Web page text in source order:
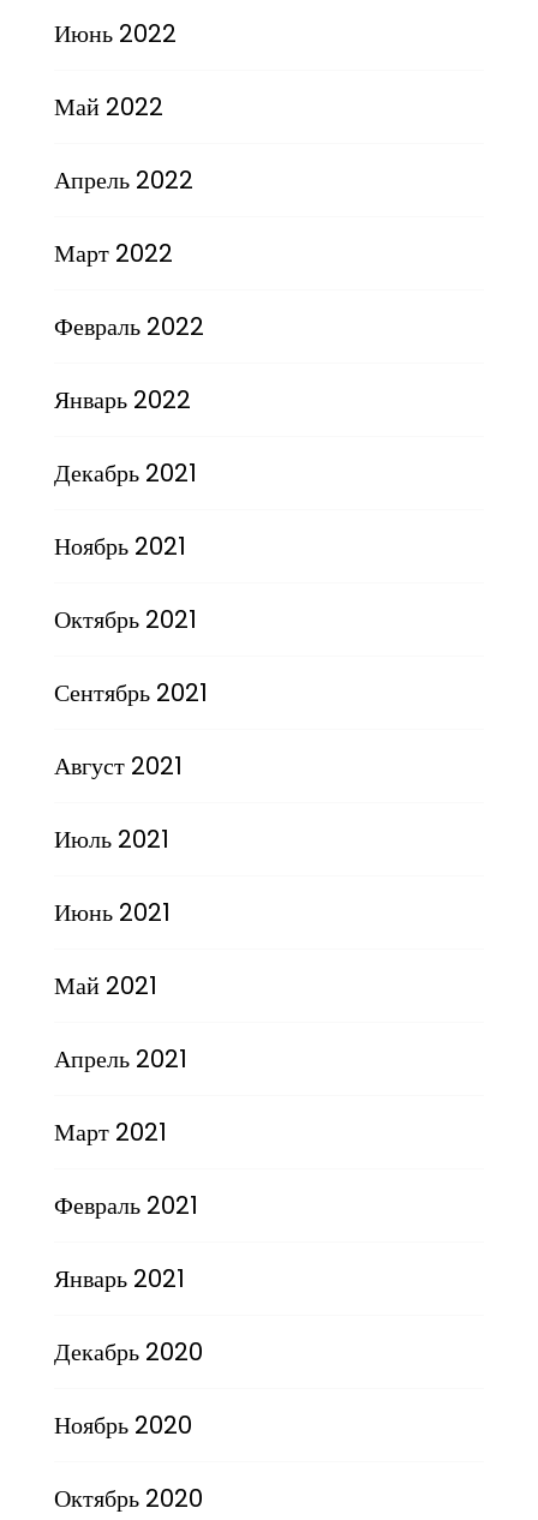
Июнь 2022
Май 2022
Апрель 2022
Март 2022
Февраль 2022
Январь 2022
Декабрь 2021
Ноябрь 2021
Октябрь 2021
Сентябрь 2021
Август 2021
Июль 2021
Июнь 2021
Май 2021
Апрель 2021
Март 2021
Февраль 2021
Январь 2021
Декабрь 2020
Ноябрь 2020
Октябрь 2020